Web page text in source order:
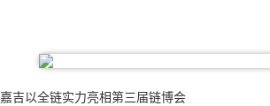
嘉吉以全链实力亮相第三届链博会